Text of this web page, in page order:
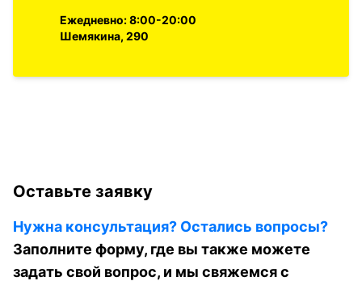
Ежедневно: 8:00-20:00
Шемякина, 290
Оставьте заявку
Нужна консультация? Остались вопросы?
Заполните форму, где вы также можете
задать свой вопрос, и мы свяжемся с